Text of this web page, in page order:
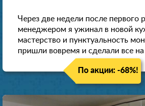
Через две недели после первого
менеджером я ужинал в новой
мастерство и пунктуальность
пришли вовремя и сделали все на
По акции: -68%!